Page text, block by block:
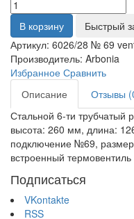
В корзину
Быстрый
Артикул: 6026/28 № 69
Производитель: Arbonia
Избранное Сравнить
Описание
Отзывы
Стальной 6-ти трубчатый
высота: 260 мм, длина:
подключение №69,
встроенный термовентиль
Подписаться
VKontakte
RSS